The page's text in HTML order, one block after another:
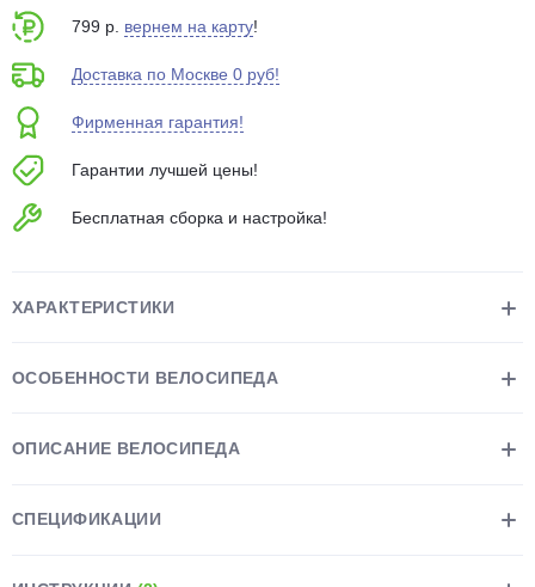
799 р. вернем на карту!
Доставка по Москве 0 руб!
Фирменная гарантия!
Гарантии лучшей цены!
Бесплатная сборка и настройка!
ХАРАКТЕРИСТИКИ
ОСОБЕННОСТИ ВЕЛОСИПЕДА
ОПИСАНИЕ ВЕЛОСИПЕДА
СПЕЦИФИКАЦИИ
Подробнее
недели